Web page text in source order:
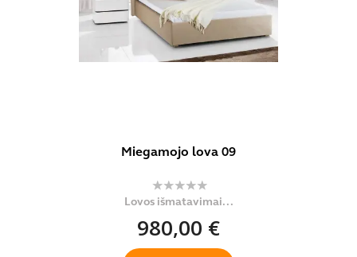
Miegamojo lova 09
Lovos išmatavimai...
980,00 €